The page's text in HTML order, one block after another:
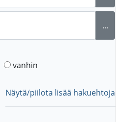
...
vanhin
Näytä/piilota lisää hakuehtoja